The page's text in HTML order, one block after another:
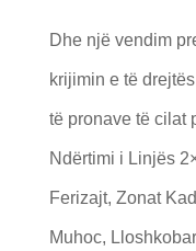
Dhe një vendim
krijimin e të
të pronave të cilat
Ndërtimi i Linjës
Ferizajt, Zonat
Muhoc,